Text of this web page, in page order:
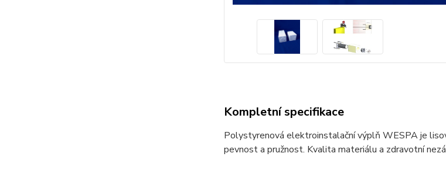
Kompletní specifikace
Polystyrenová elektroinstalační výplň WESPA je
pevnost a pružnost. Kvalita materiálu a zdravotní